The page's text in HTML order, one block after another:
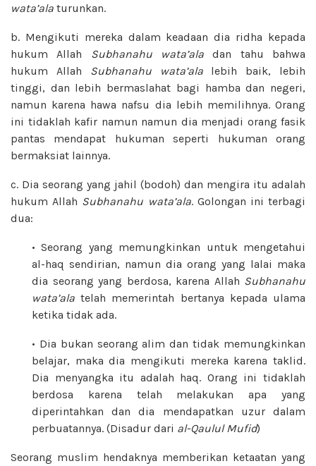
wata’ala turunkan.
b. Mengikuti mereka dalam keadaan dia ridha kepada
hukum Allah Subhanahu wata’ala dan tahu bahwa
hukum Allah Subhanahu wata’alalebih baik, lebih
tinggi, dan lebih bermaslahat bagi hamba dan negeri,
namun karena hawa nafsu dia lebih memilihnya. Orang
ini tidaklah kafir namun namun dia menjadi orang fasik
pantas mendapat hukuman seperti hukuman orang
bermaksiat lainnya.
c. Dia seorang yang jahil (bodoh) dan mengira itu adalah
hukum Allah Subhanahu wata’ala. Golongan ini terbagi
dua:
• Seorang yang memungkinkan untuk mengetahui
al-haq sendirian, namun dia orang yang lalai maka
dia seorang yang berdosa, karena Allah Subhanahu
wata’ala telah memerintah bertanya kepada ulama
ketika tidak ada.
• Dia bukan seorang alim dan tidak memungkinkan
belajar, maka dia mengikuti mereka karena taklid.
Dia menyangka itu adalah haq. Orang ini tidaklah
berdosa karena telah melakukan apa yang
diperintahkan dan dia mendapatkan uzur dalam
perbuatannya. (Disadur dari al-Qaulul Mufid)
Seorang muslim hendaknya memberikan ketaatan yang